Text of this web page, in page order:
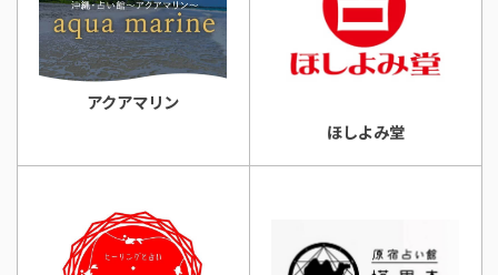
アクアマリン
ほしよみ堂